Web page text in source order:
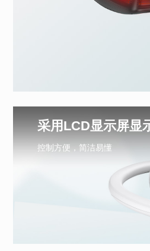
采用LCD显示屏显
控制方便，简洁易懂